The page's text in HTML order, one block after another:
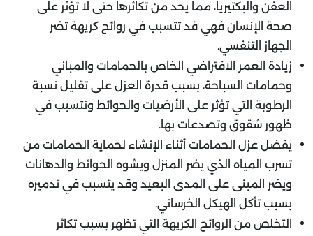
العفن والبكتيريا، مما يحد من تكاثرها حتى لا تؤثر على
صحة الإنسان فهي قد تتسبب في روائح كريهة تضر
الجهاز التنفسي.
زيادة العمر الافتراضي الخاص بالحمامات والمباني
وحمامات السباحة، بسبب قدرة العزل على تقليل نسبة
الرطوبة التي تؤثر على الأرضيات والحوائط وتتسبب في
ظهور شقوق وتصدعات بها.
يفضل عزل الحمامات أثناء الإنشاء لحماية الحمامات من
تسرب المياه الذي يضر المنزل ويشوه الحوائط والدهانات
ويضر المبنى على المدى البعيد وقد يتسبب في تدميره
بسبب تأكل الهيكل الخرساني.
التخلص من الروائح الكريهة التي تظهر بسبب تكاثر